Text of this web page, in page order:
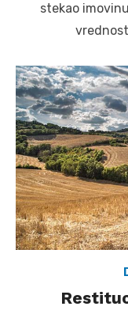
stekao